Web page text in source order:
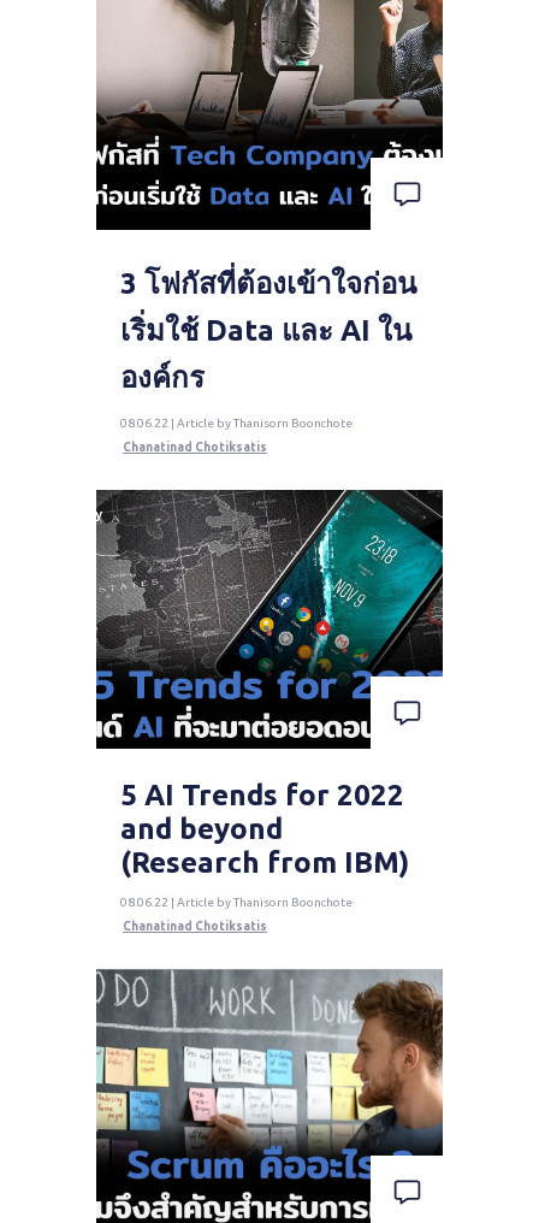
3 โฟกัสที่ต้องเข้าใจก่อน
เริ่มใช้ Data และ AI ใน
องค์กร
08.06.22 | Article by Thanisorn Boonchote
Chanatinad Chotiksatis
5 AI Trends for 2022
and beyond
(Research from IBM)
08.06.22 | Article by Thanisorn Boonchote
Chanatinad Chotiksatis